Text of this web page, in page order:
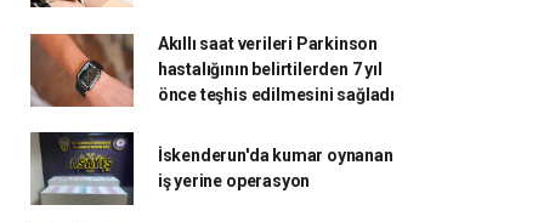
Akıllı saat verileri Parkinson
hastalığının belirtilerden 7 yıl
önce teşhis edilmesini sağladı
İskenderun'da kumar oynanan
iş yerine operasyon